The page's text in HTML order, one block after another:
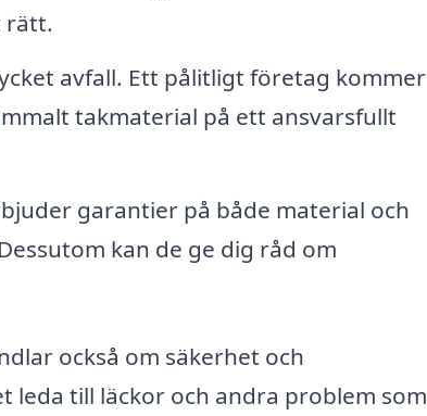
rätt.
avfall. Ett pålitligt företag kommer
takmaterial på ett ansvarsfullt
garantier på både material och
kan de ge dig råd om
också om säkerhet och
leda till läckor och andra problem som